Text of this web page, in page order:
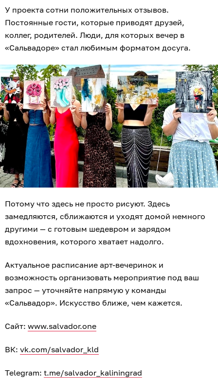
У проекта сотни положительных отзывов.
Постоянные гости, которые приводят друзей,
коллег, родителей. Люди, для которых вечер в
«Сальвадоре» стал любимым форматом досуга.
Потому что здесь не просто рисуют. Здесь
замедляются, сближаются и уходят домой немного
другими — с готовым шедевром и зарядом
вдохновения, которого хватает надолго.
Актуальное расписание арт-вечеринок и
возможность организовать мероприятие под ваш
запрос — уточняйте напрямую у команды
«Сальвадор». Искусство ближе, чем кажется.
Сайт: www.salvador.one
ВК: vk.com/salvador_kld
Telegram: t.me/salvador_kaliningrad